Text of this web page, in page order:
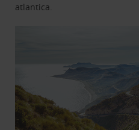
atlantica.